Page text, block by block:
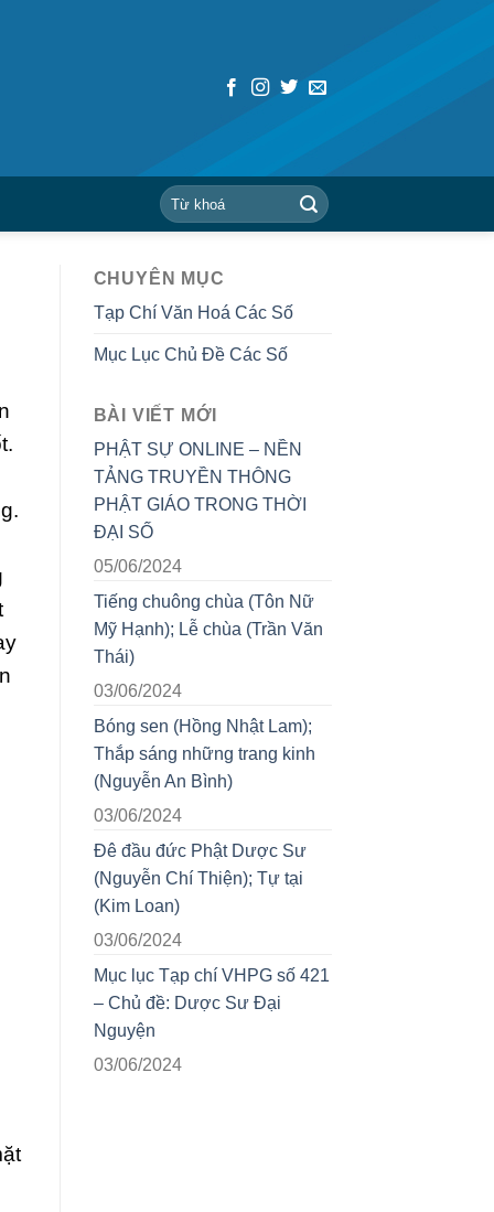
CHUYÊN MỤC
Tạp Chí Văn Hoá Các Số
Mục Lục Chủ Đề Các Số
BÀI VIẾT MỚI
PHẬT SỰ ONLINE – NỀN
TẢNG TRUYỀN THÔNG
PHẬT GIÁO TRONG THỜI
ĐẠI SỐ
05/06/2024
Tiếng chuông chùa (Tôn Nữ
Mỹ Hạnh); Lễ chùa (Trần Văn
Thái)
03/06/2024
Bóng sen (Hồng Nhật Lam);
Thắp sáng những trang kinh
(Nguyễn An Bình)
03/06/2024
Đê đầu đức Phật Dược Sư
(Nguyễn Chí Thiện); Tự tại
(Kim Loan)
03/06/2024
Mục lục Tạp chí VHPG số 421
– Chủ đề: Dược Sư Đại
Nguyện
03/06/2024